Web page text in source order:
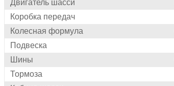
Двигатель шасси
Коробка передач
Колесная формула
Подвеска
Шины
Тормоза